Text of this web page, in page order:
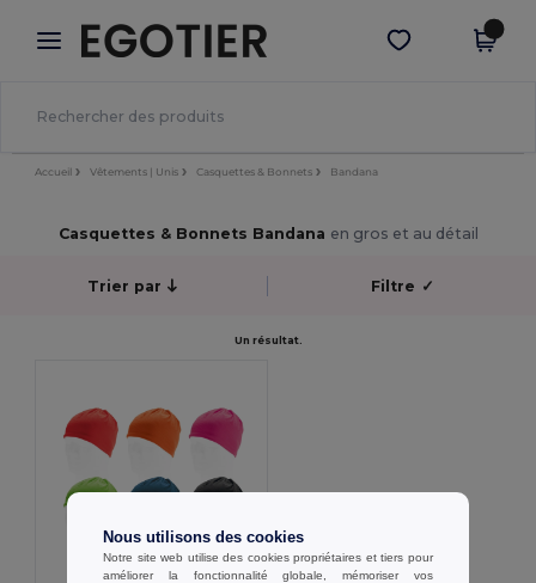
× Appli Egotier
Meilleurs prix sur l’app !
Obtenir l'appli
Accueil Vêtements | Unis Casquettes & Bonnets Bandana
Casquettes & Bonnets Bandana en gros et au détail
Trier par Filtre ✓
Un résultat.
Nous utilisons des cookies
Notre site web utilise des cookies propriétaires et tiers pour
améliorer la fonctionnalité globale, mémoriser vos